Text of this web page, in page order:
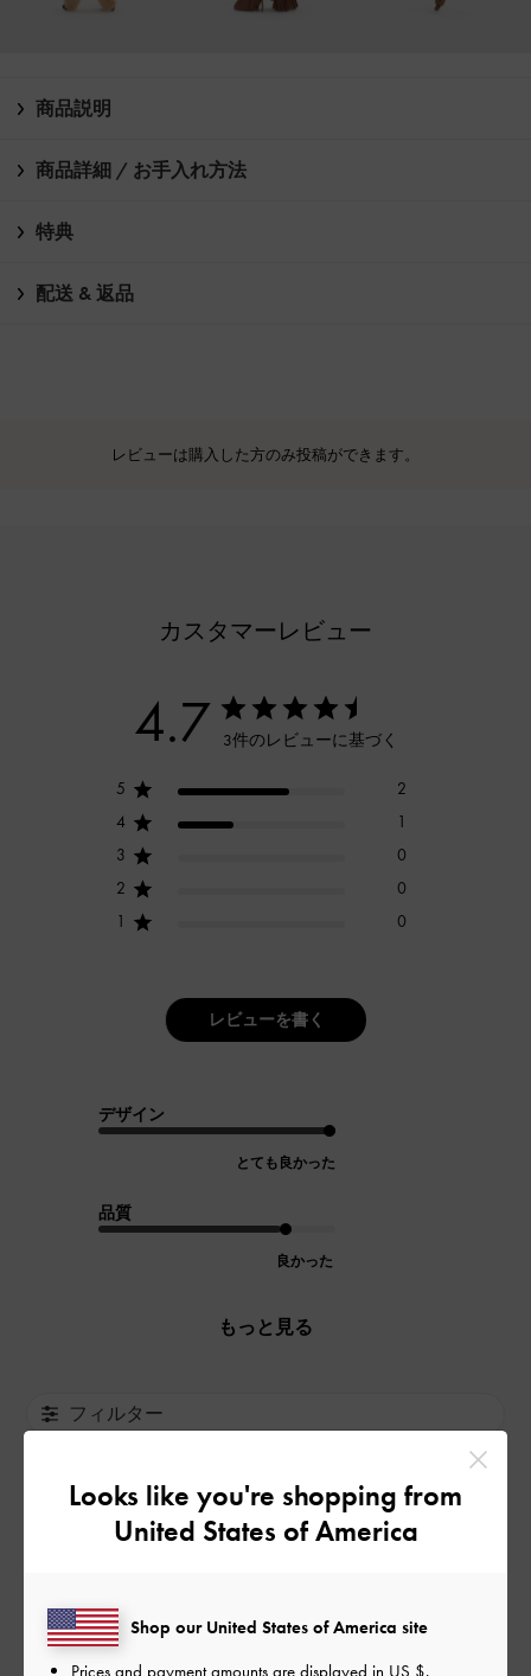
商品説明
商品詳細 / お手入れ方法
特典
配送 & 返品
レビューは購入した方のみ投稿ができます。
カスタマーレビュー
4.7 3件のレビューに基づく
5
2
4
1
3
0
2
0
1
0
レビューを書く
デザイン
とても良かった
品質
良かった
もっと見る
フィルター
最新
ご利用者様
デザイン、色味最高です◎
2025-11-05
Looks like you're shopping from
United States of America
Shop our United States of America site
Prices and payment amounts are displayed in US $.